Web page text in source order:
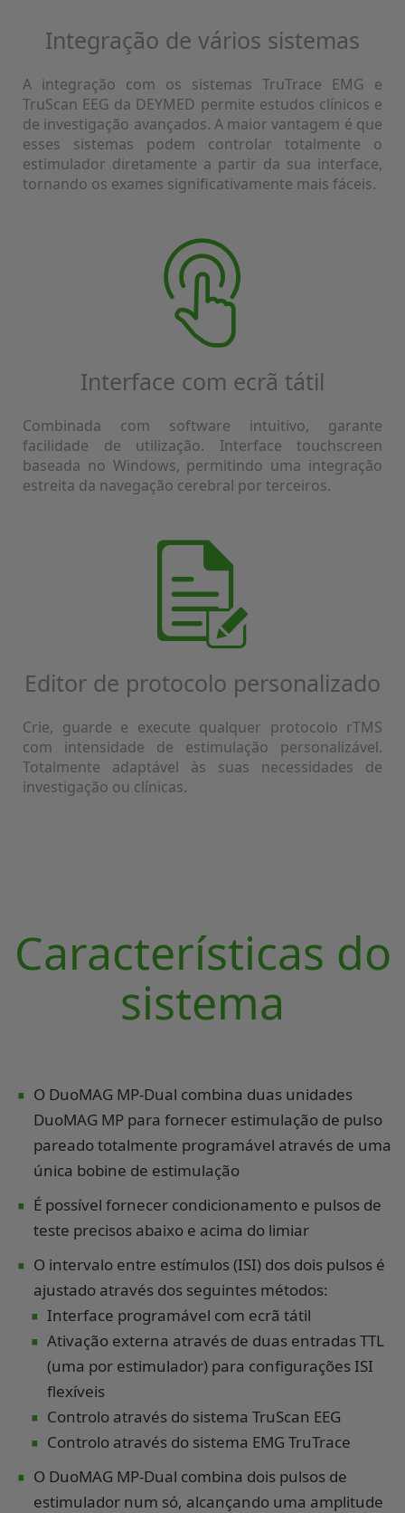
Integração de vários sistemas
A integração com os sistemas TruTrace EMG e
TruScan EEG da DEYMED permite estudos clínicos e
de investigação avançados. A maior vantagem é que
esses sistemas podem controlar totalmente o
estimulador diretamente a partir da sua interface,
tornando os exames significativamente mais fáceis.
Interface com ecrã tátil
Combinada com software intuitivo, garante
facilidade de utilização. Interface touchscreen
baseada no Windows, permitindo uma integração
estreita da navegação cerebral por terceiros.
Editor de protocolo personalizado
Crie, guarde e execute qualquer protocolo rTMS
com intensidade de estimulação personalizável.
Totalmente adaptável às suas necessidades de
investigação ou clínicas.
Características do
sistema
∙ O DuoMAG MP-Dual combina duas unidades
DuoMAG MP para fornecer estimulação de pulso
pareado totalmente programável através de uma
única bobine de estimulação
∙ É possível fornecer condicionamento e pulsos de
teste precisos abaixo e acima do limiar
∙ O intervalo entre estímulos (ISI) dos dois pulsos é
ajustado através dos seguintes métodos:
∙ Interface programável com ecrã tátil
∙ Ativação externa através de duas entradas TTL
(uma por estimulador) para configurações ISI
flexíveis
∙ Controlo através do sistema TruScan EEG
∙ Controlo através do sistema EMG TruTrace
∙ O DuoMAG MP-Dual combina dois pulsos de
estimulador num só, alcançando uma amplitude